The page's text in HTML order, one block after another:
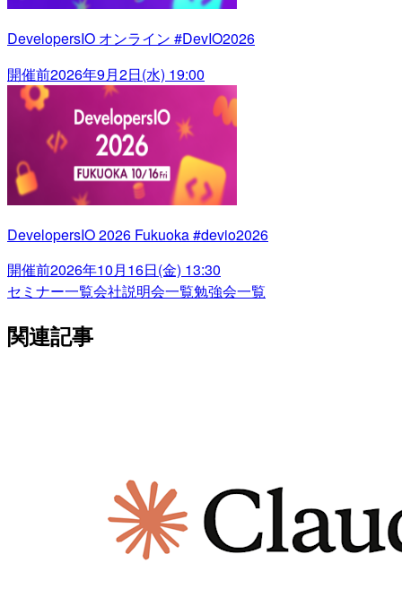
DevelopersIO オンライン #DevIO2026
開催前2026年9月2日(水) 19:00
DevelopersIO 2026 Fukuoka #devio2026
開催前2026年10月16日(金) 13:30
セミナー一覧会社説明会一覧勉強会一覧
関連記事